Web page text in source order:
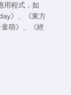
用程式，如
》
《東方
萌》
《經